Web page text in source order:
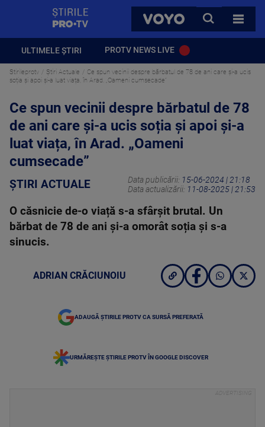
VOYO
CAUTA
TOATE
ULTIMELE ȘTIRI PROTV NEWS LIVE
Stirileprotv Știri Actuale
Ce spun vecinii despre bărbatul de 78 de ani care și-a ucis
soția și apoi și-a luat viața, în Arad. „Oameni cumsecade”
Ce spun vecinii despre bărbatul de 78
de ani care și-a ucis soția și apoi și-a
luat viața, în Arad. „Oameni
cumsecade”
ȘTIRI ACTUALE Data publicării: 15-06-2024 | 21:18
Data actualizării: 11-08-2025 | 21:53
O căsnicie de-o viață s-a sfârșit brutal. Un
bărbat de 78 de ani și-a omorât soția și s-a
sinucis.
ADRIAN CRĂCIUNOIU
ADAUGĂ ȘTIRILE PROTV CA SURSĂ PREFERATĂ
URMĂREȘTE ȘTIRILE PROTV ÎN GOOGLE DISCOVER